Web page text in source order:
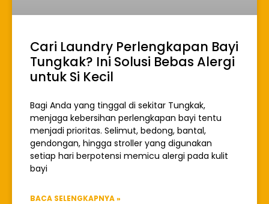
Cari Laundry Perlengkapan Bayi
Tungkak? Ini Solusi Bebas Alergi
untuk Si Kecil
Bagi Anda yang tinggal di sekitar Tungkak,
menjaga kebersihan perlengkapan bayi tentu
menjadi prioritas. Selimut, bedong, bantal,
gendongan, hingga stroller yang digunakan
setiap hari berpotensi memicu alergi pada kulit
bayi
BACA SELENGKAPNYA »